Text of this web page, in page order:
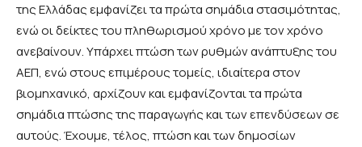
της Ελλάδας εμφανίζει τα πρώτα σημάδια στασιμότητας,
ενώ οι δείκτες του πληθωρισμού χρόνο με τον χρόνο
ανεβαίνουν. Υπάρχει πτώση των ρυθμών ανάπτυξης του
ΑΕΠ, ενώ στους επιμέρους τομείς, ιδιαίτερα στον
βιομηχανικό, αρχίζουν και εμφανίζονται τα πρώτα
σημάδια πτώσης της παραγωγής και των επενδύσεων σε
αυτούς. Έχουμε, τέλος, πτώση και των δημοσίων